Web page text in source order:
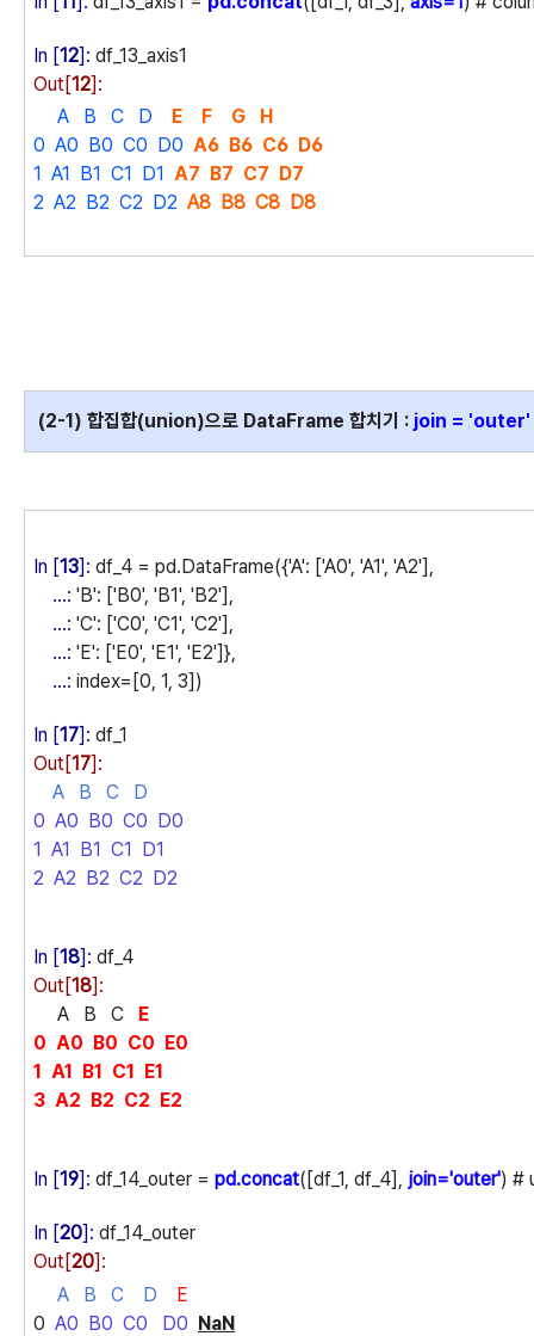
In [12]: df_13_axis1
Out[12]:
A B C D
E F G H
0 A0 B0 C0 D0 A6 B6 C6 D6
1 A1 B1 C1 D1 A7 B7 C7 D7
2 A2 B2 C2 D2 A8 B8 C8 D8
(2-1) 합집합(union)으로 DataFrame 합치기 : join = 'outer'
In [13]: df_4 = pd.DataFrame({'A': ['A0', 'A1', 'A2'],
...: 'B': ['B0', 'B1', 'B2'],
...: 'C': ['C0', 'C1', 'C2'],
...: 'E': ['E0', 'E1', 'E2']},
...: index=[0, 1, 3])
In [17]: df_1
Out[17]:
A B C D
0 A0 B0 C0 D0
1 A1 B1 C1 D1
2 A2 B2 C2 D2
In [18]: df_4
Out[18]:
A B C E
0 A0 B0 C0 E0
1 A1 B1 C1 E1
3 A2 B2 C2 E2
In [19]: df_14_outer = pd.concat([df_1, df_4], join='outer') #
In [20]: df_14_outer
Out[20]:
A B C
D
E
0 A0 B0 C0 D0 NaN